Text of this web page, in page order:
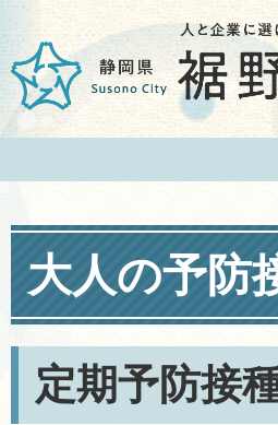
大人の予防
定期予防接